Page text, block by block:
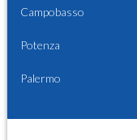
Campobasso
Potenza
Palermo